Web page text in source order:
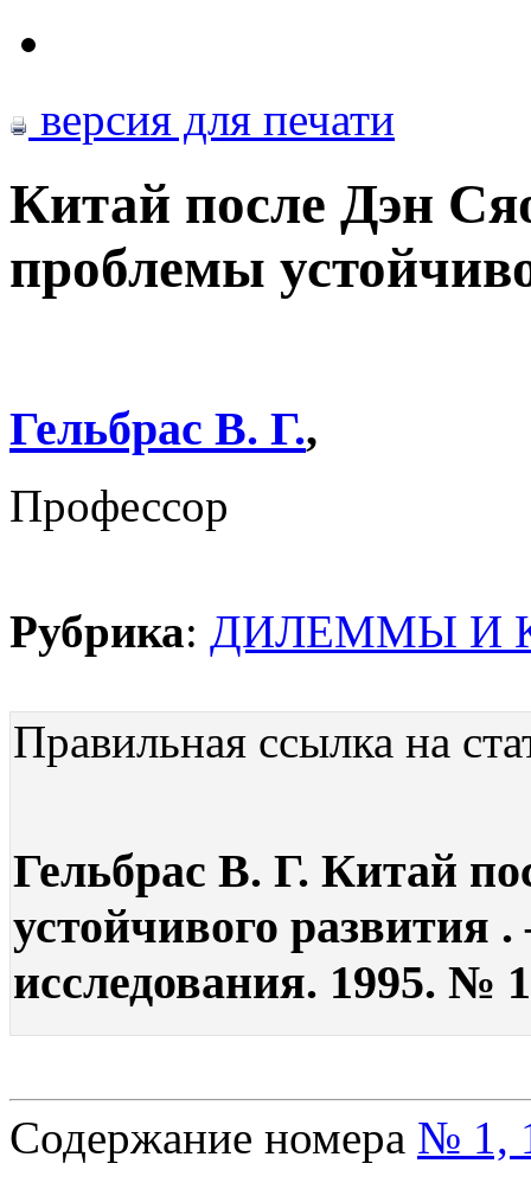
версия для печати
Китай после Дэн
проблемы
Гельбрас В. Г.,
Профессор
Рубрика: ДИЛЕММЫ И
Правильная ссылка на
Гельбрас В. Г. Китай
устойчивого развития
исследования. 1995. №
Содержание номера № 1,